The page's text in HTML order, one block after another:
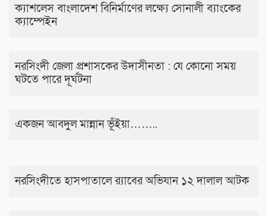
ক্যাশলেস বাংলাদেশ বিনির্মাণের লক্ষ্যে সোনালী ব্যাংকের
ক্যাম্পেইন
নরসিংদী জেলা প্রশাসকের উদাসীনতা : যে কোনো সময়
ঘটতে পারে দূর্ঘটনা
একজন আবদুল মান্নান ভূঁইয়া……..
নরসিংদীতে হাসপাতালে র‍্যাবের অভিযান ১২ দালাল আটক